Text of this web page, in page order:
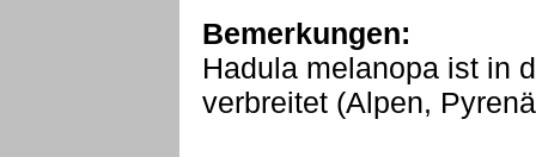
Bemerkungen:
Hadula melanopa ist in
verbreitet (Alpen,